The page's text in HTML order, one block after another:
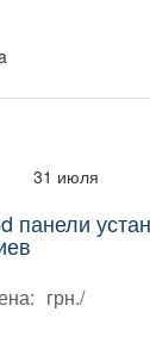
31 июля
панели
грн./